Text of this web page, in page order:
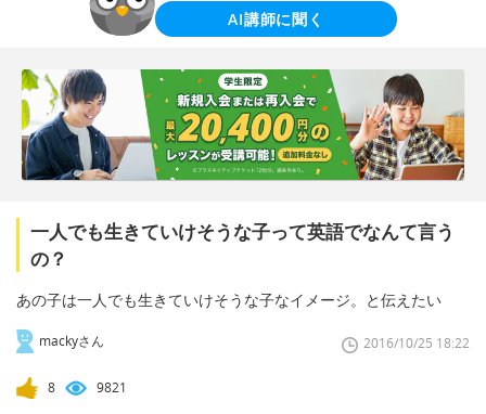
AI講師に聞く
一人でも生きていけそうな子って英語でなんて言う
の？
あの子は一人でも生きていけそうな子なイメージ。と伝えたい
mackyさん 2016/10/25 18:22
8 9821